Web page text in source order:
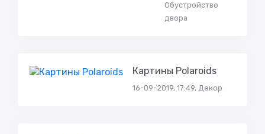
Обустройство
двора
Картины Polaroids
16-09-2019, 17:49, Декор